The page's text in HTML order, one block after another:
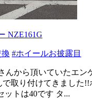
NZE161G
#ホイールお披露目
んから頂いていたエン
取り付けてきました!!
ットは40です タ...